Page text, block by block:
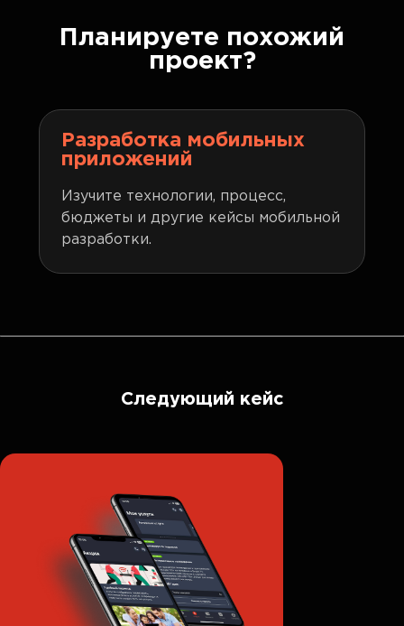
Планируете похожий
проект?
Разработка мобильных
приложений
Изучите технологии, процесс,
бюджеты и другие кейсы мобильной
разработки.
Следующий кейс